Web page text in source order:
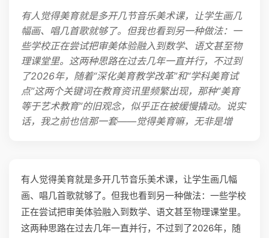
有人觉得美育就是多开几节音乐美术课，让学生画几
幅画、唱几首歌就够了。但我也看到另一种做法：一
些学校正在尝试把审美体验融入到数学、语文甚至物
理课堂里。这两种思路在过去几年一直并行，不过到
了2026年，随着“深化美育教学改革”和“学科美育试
点”这两个关键词在教育资讯里频繁出现，那种“美育
等于艺术教育”的旧观念，似乎正在被缓慢撬动。说实
话，我之前也信那一套——觉得美育嘛，无非是增
有人觉得美育就是多开几节音乐美术课，让学生画几幅
画、唱几首歌就够了。但我也看到另一种做法：一些学校
正在尝试把审美体验融入到数学、语文甚至物理课堂里。
这两种思路在过去几年一直并行，不过到了2026年，随